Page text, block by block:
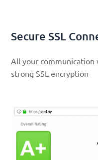
Secure SSL
All your communication
strong SSL encryption